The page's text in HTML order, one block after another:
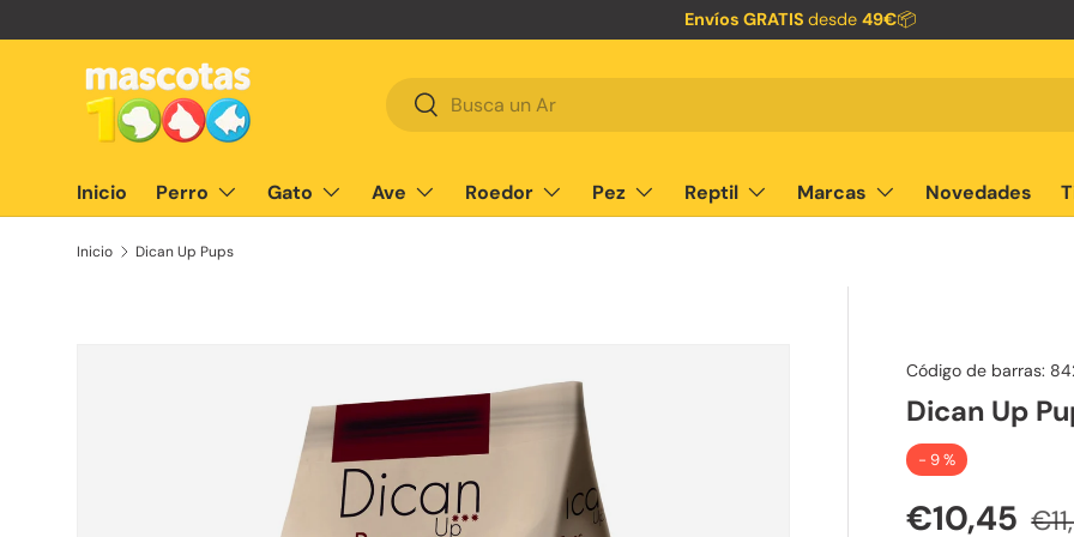
Envíos GRATIS desde 49€📦
Buscar
Buscar
Inicio Perro Gato Ave Roedor Pez Reptil Marcas Novedades
Inicio Dican Up Pups
Código de barras:
Dican Up
- 9 %
Precio de
€10,45